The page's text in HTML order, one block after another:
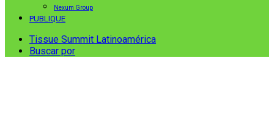
Nexum Group
PUBLIQUE
Tissue Summit Latinoamérica
Buscar por